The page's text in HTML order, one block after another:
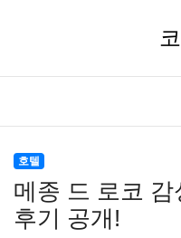
호텔
메종 드 로코
후기 공개!